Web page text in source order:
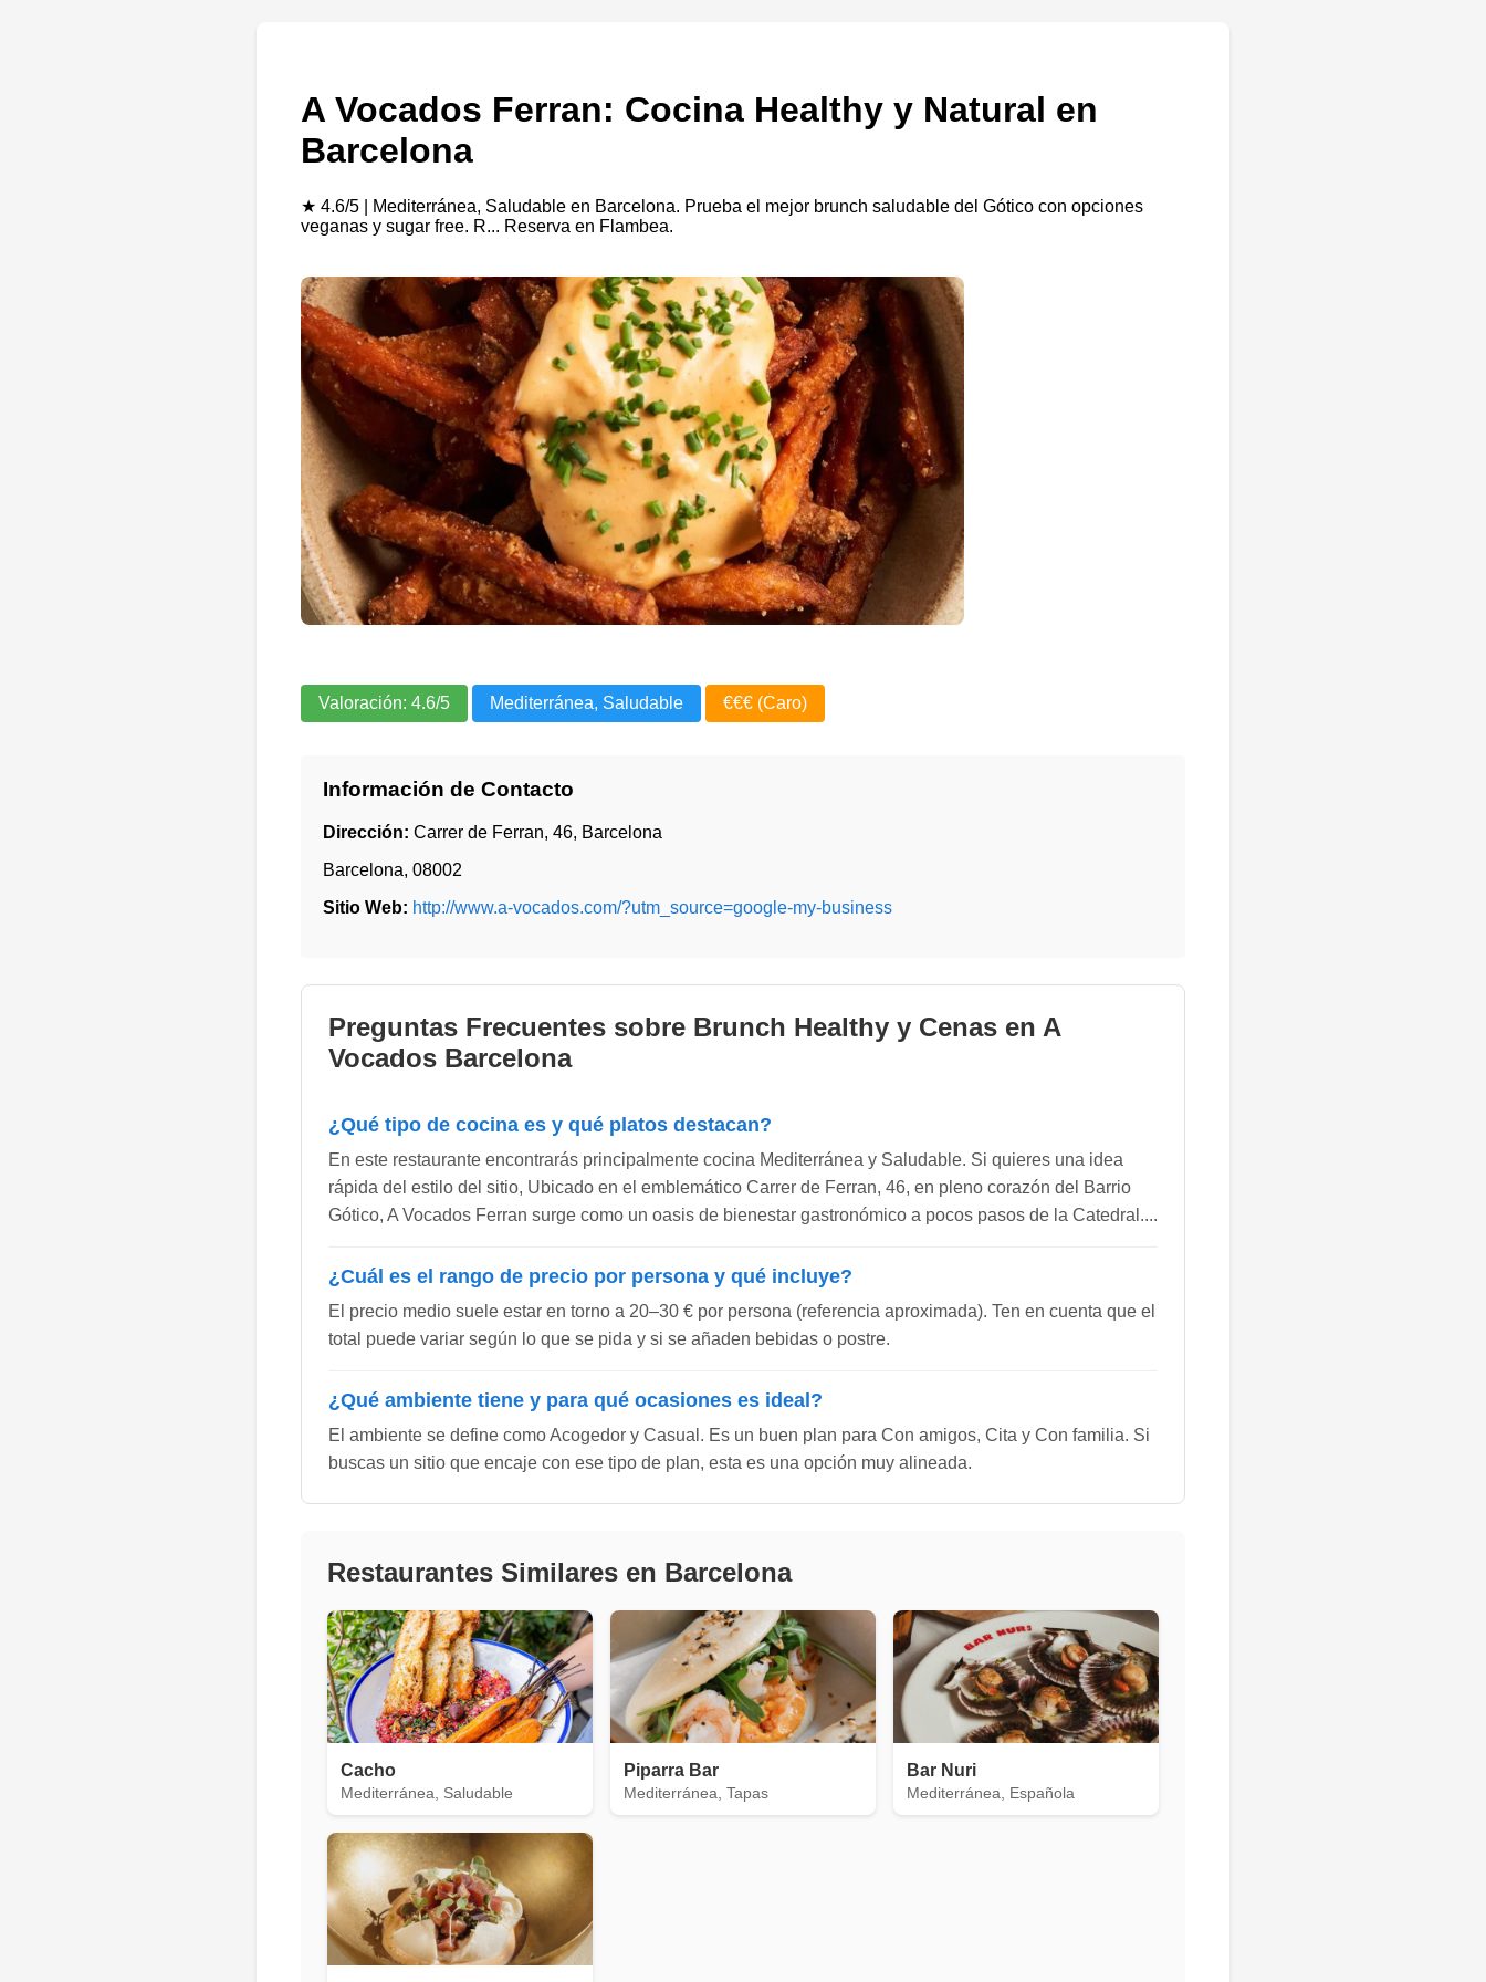
A Vocados Ferran: Cocina Healthy y Natural en
Barcelona
★ 4.6/5 | Mediterránea, Saludable en Barcelona. Prueba el mejor brunch saludable del Gótico con opciones
veganas y sugar free. R... Reserva en Flambea.
Valoración: 4.6/5 Mediterránea, Saludable €€€ (Caro)
Información de Contacto
Dirección: Carrer de Ferran, 46, Barcelona
Barcelona, 08002
Sitio Web: http://www.a-vocados.com/?utm_source=google-my-business
Preguntas Frecuentes sobre Brunch Healthy y Cenas en A
Vocados Barcelona
¿Qué tipo de cocina es y qué platos destacan?
En este restaurante encontrarás principalmente cocina Mediterránea y Saludable. Si quieres una idea
rápida del estilo del sitio, Ubicado en el emblemático Carrer de Ferran, 46, en pleno corazón del Barrio
Gótico, A Vocados Ferran surge como un oasis de bienestar gastronómico a pocos pasos de la Catedral....
¿Cuál es el rango de precio por persona y qué incluye?
El precio medio suele estar en torno a 20–30 € por persona (referencia aproximada). Ten en cuenta que el
total puede variar según lo que se pida y si se añaden bebidas o postre.
¿Qué ambiente tiene y para qué ocasiones es ideal?
El ambiente se define como Acogedor y Casual. Es un buen plan para Con amigos, Cita y Con familia. Si
buscas un sitio que encaje con ese tipo de plan, esta es una opción muy alineada.
Restaurantes Similares en Barcelona
Cacho
Mediterránea, Saludable
Piparra Bar
Mediterránea, Tapas
Bar Nuri
Mediterránea, Española